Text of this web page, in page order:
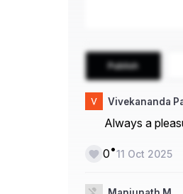
Publish
Vivekananda
Always a
0•11 Oct 2025